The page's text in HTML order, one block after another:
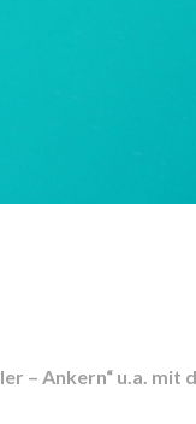
– Ankern“ u.a. mit